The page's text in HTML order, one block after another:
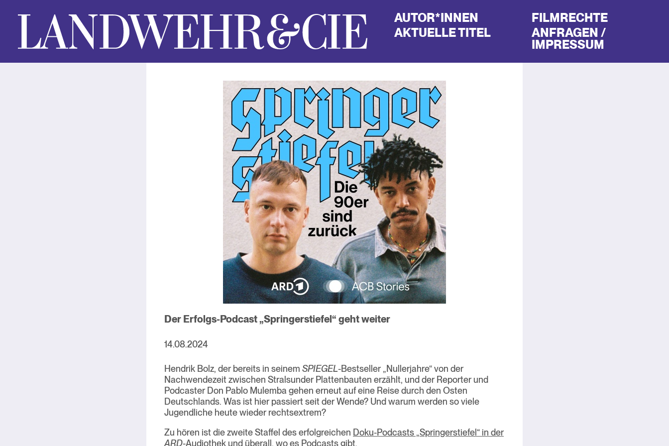
AUTOR*INNEN
AKTUELLE TITEL
FILMRECHTE
ANFRAGEN /
IMPRESSUM
Der Erfolgs-Podcast „Springerstiefel“ geht weiter
14.08.2024
Hendrik Bolz, der bereits in seinem SPIEGEL-Bestseller „Nullerjahre“ von der
Nachwendezeit zwischen Stralsunder Plattenbauten erzählt, und der Reporter und
Podcaster Don Pablo Mulemba gehen erneut auf eine Reise durch den Osten
Deutschlands. Was ist hier passiert seit der Wende? Und warum werden so viele
Jugendliche heute wieder rechtsextrem?
Zu hören ist die zweite Staffel des erfolgreichen Doku-Podcasts „Springerstiefel“ in der
ARD-Audiothek und überall, wo es Podcasts gibt.